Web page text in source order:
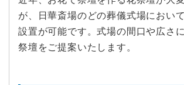
が、日華斎場のどの葬儀式場におい
設置が可能です。式場の間口や広さ
祭壇をご提案いたします。